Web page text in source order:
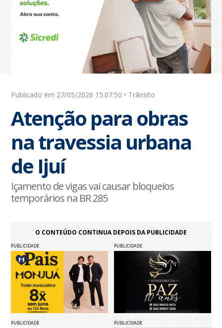
Publicado em 27/05/2026 15:07:50 • Trânsito
Atenção para obras
na travessia urbana
de Ijuí
Içamento de vigas vai causar bloqueios
temporários na BR 285
O CONTEÚDO CONTINUA DEPOIS DA PUBLICIDADE
PUBLICIDADE PUBLICIDADE
PUBLICIDADE PUBLICIDADE